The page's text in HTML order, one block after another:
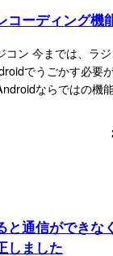
コーディング機
コン 今までは、ラ
でうごかす必要
ならではの機
と通信ができな
しました